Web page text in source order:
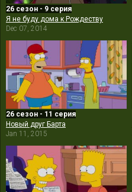
26 сезон - 9 серия
Я не буду дома к Рождеству
Dec 07, 2014
26 сезон - 11 серия
Новый друг Барта
Jan 11, 2015